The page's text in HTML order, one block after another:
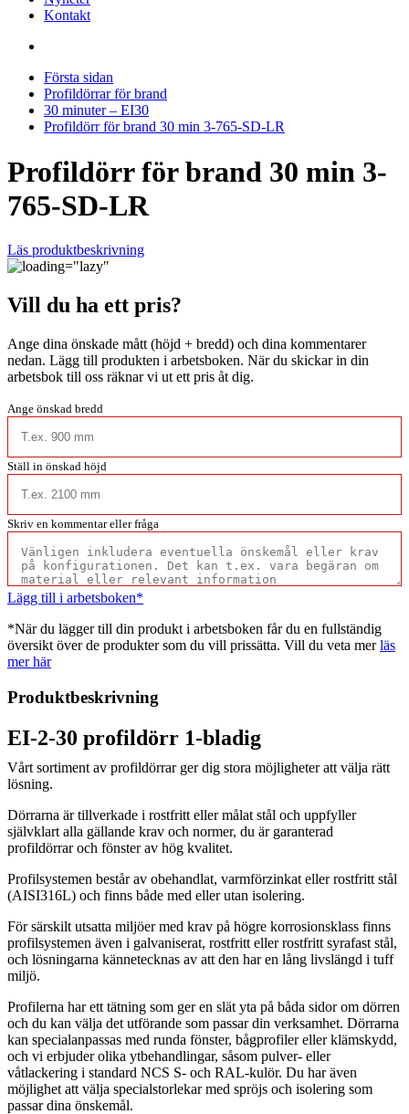
Kontakt
Första sidan
Profildörrar för brand
30 minuter – EI30
Profildörr för brand 30 min 3-765-SD-LR
Profildörr för brand 30 min 3-
765-SD-LR
Läs produktbeskrivning
Vill du ha ett pris?
Ange dina önskade mått (höjd + bredd) och dina kommentarer
nedan. Lägg till produkten i arbetsboken. När du skickar in din
arbetsbok till oss räknar vi ut ett pris åt dig.
Ange önskad bredd
Ställ in önskad höjd
Skriv en kommentar eller fråga
Lägg till i arbetsboken*
*När du lägger till din produkt i arbetsboken får du en fullständig
översikt över de produkter som du vill prissätta. Vill du veta merläs
mer här
Produktbeskrivning
EI-2-30 profildörr 1-bladig
Vårt sortiment av profildörrar ger dig stora möjligheter att välja rätt
lösning.
Dörrarna är tillverkade i rostfritt eller målat stål och uppfyller
självklart alla gällande krav och normer, du är garanterad
profildörrar och fönster av hög kvalitet.
Profilsystemen består av obehandlat, varmförzinkat eller rostfritt stål
(AISI316L) och finns både med eller utan isolering.
För särskilt utsatta miljöer med krav på högre korrosionsklass finns
profilsystemen även i galvaniserat, rostfritt eller rostfritt syrafast stål,
och lösningarna kännetecknas av att den har en lång livslängd i tuff
miljö.
Profilerna har ett tätning som ger en slät yta på båda sidor om dörren
och du kan välja det utförande som passar din verksamhet. Dörrarna
kan specialanpassas med runda fönster, bågprofiler eller klämskydd,
och vi erbjuder olika ytbehandlingar, såsom pulver- eller
våtlackering i standard NCS S- och RAL-kulör. Du har även
möjlighet att välja specialstorlekar med spröjs och isolering som
passar dina önskemål.